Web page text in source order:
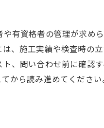
有資格者の管理が求め
、施工実績や検査時の
、問い合わせ前に確認
から読み進めてください